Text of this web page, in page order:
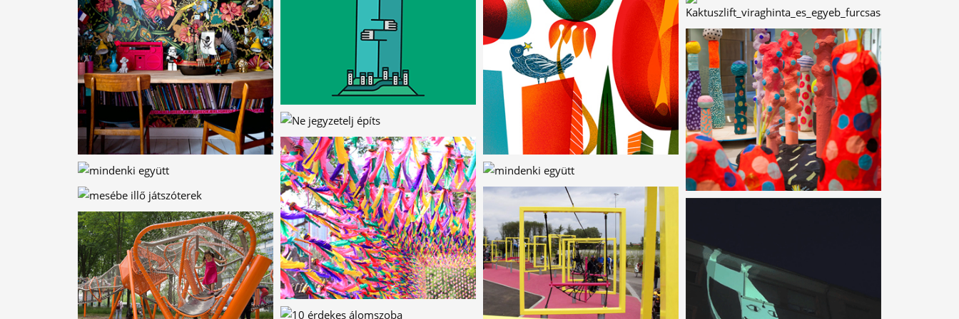
ÁLLATI DIZÁJN –
KÉPES KVÍZ
VIRÁGFÜZÉR
PAPÍRBÓL
JÓ FEJ CSEREPEK
HAJNALI CSODA
LOMBHÁZAK
VIRÁGCSEREPEKBEN
KAKTUSZLIFT,
VIRÁGHINTÁK ÉS
EGYÉB
FURCSASÁGOK